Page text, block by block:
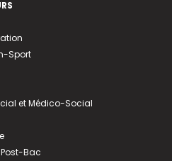
Sport
et Médico-Social
Bac